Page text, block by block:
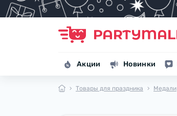
Акции Новинки
Товары для праздника Медали